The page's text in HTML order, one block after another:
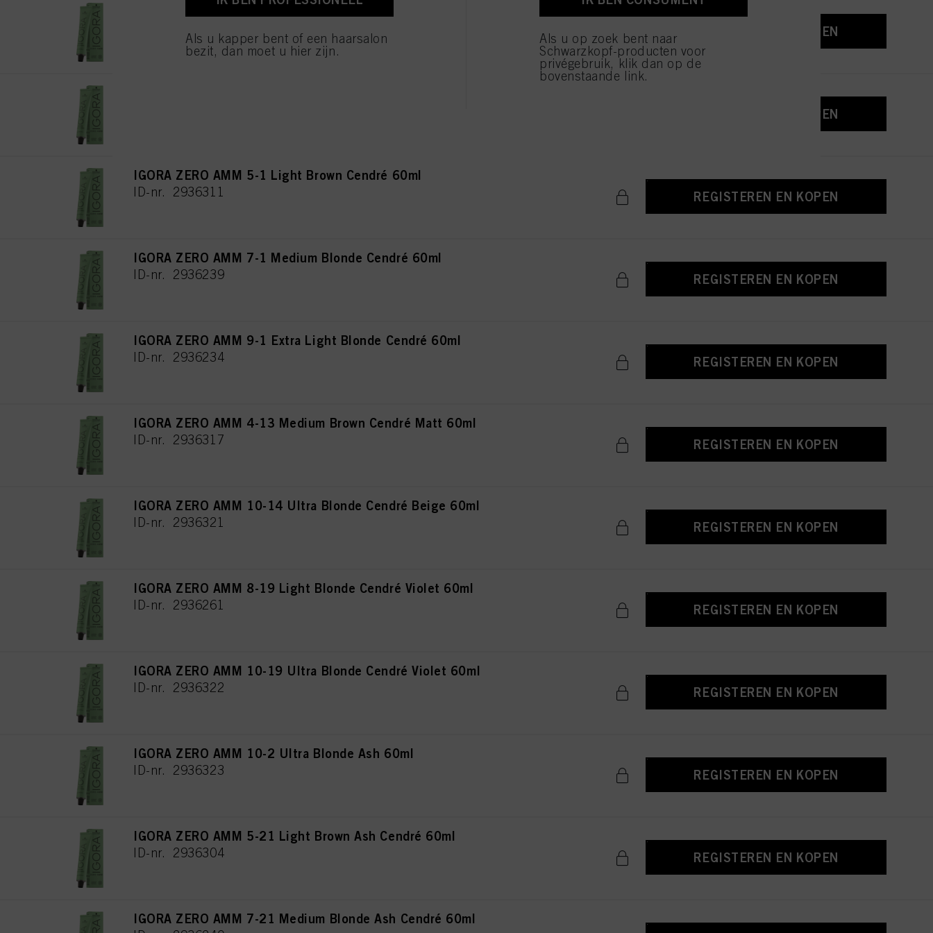
REGISTEREN EN KOPEN
REGISTEREN EN KOPEN
IGORA ZERO AMM 5-1 Light Brown Cendré 60ml
ID-nr. 2936311 REGISTEREN EN KOPEN
IGORA ZERO AMM 7-1 Medium Blonde Cendré 60ml
ID-nr. 2936239 REGISTEREN EN KOPEN
IGORA ZERO AMM 9-1 Extra Light Blonde Cendré 60ml
ID-nr. 2936234 REGISTEREN EN KOPEN
IGORA ZERO AMM 4-13 Medium Brown Cendré Matt 60ml
ID-nr. 2936317 REGISTEREN EN KOPEN
IGORA ZERO AMM 10-14 Ultra Blonde Cendré Beige 60ml
ID-nr. 2936321 REGISTEREN EN KOPEN
IGORA ZERO AMM 8-19 Light Blonde Cendré Violet 60ml
ID-nr. 2936261 REGISTEREN EN KOPEN
IGORA ZERO AMM 10-19 Ultra Blonde Cendré Violet 60ml
ID-nr. 2936322 REGISTEREN EN KOPEN
IGORA ZERO AMM 10-2 Ultra Blonde Ash 60ml
ID-nr. 2936323 REGISTEREN EN KOPEN
IGORA ZERO AMM 5-21 Light Brown Ash Cendré 60ml
ID-nr. 2936304 REGISTEREN EN KOPEN
IGORA ZERO AMM 7-21 Medium Blonde Ash Cendré 60ml
Als u kapper bent of een haarsalon
bezit, dan moet u hier zijn.
Als u op zoek bent naar
Schwarzkopf-producten voor
privégebruik, klik dan op de
bovenstaande link.
alleen cookies gebruikt die technisch noodzakelijk zijn om u deze website aan te kunnen bieden..